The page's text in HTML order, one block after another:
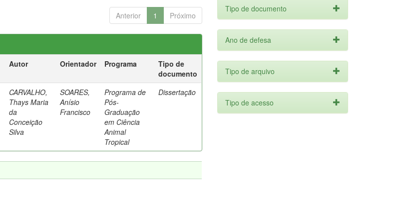
Anterior 1 Próximo
Autor Orientador Programa
Tipo de
documento
CARVALHO,
Thays Maria
da
Conceição
Silva
SOARES,
Anísio
Francisco
Programa de
Pós-
Graduação
em Ciência
Animal
Tropical
Dissertação
Tipo de documento
Ano de defesa
Tipo de arquivo
Tipo de acesso